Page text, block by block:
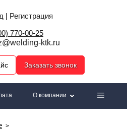
| Регистрация
770-00-25
ktk.ru
Заказать звонок
О компании